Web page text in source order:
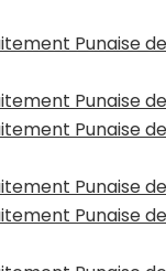
Punaise
Punaise
Punaise
Punaise
Punaise